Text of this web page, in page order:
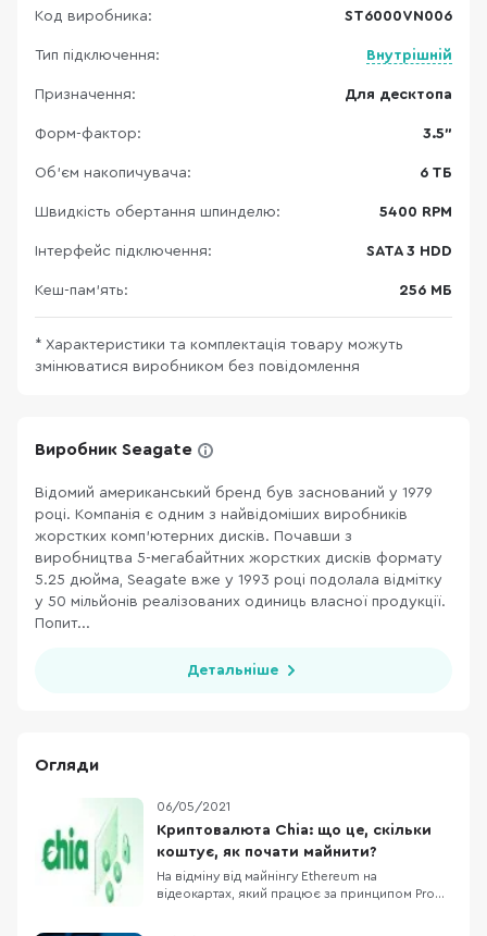
Код виробника: ST6000VN006
Тип підключення: Внутрішній
Призначення: Для десктопа
Форм-фактор: 3.5"
Об'єм накопичувача: 6 ТБ
Швидкість обертання шпинделю: 5400 RPM
Інтерфейс підключення: SATA 3 HDD
Кеш-пам’ять: 256 МБ
* Характеристики та комплектація товару можуть
змінюватися виробником без повідомлення
Виробник Seagate
Відомий американський бренд був заснований у 1979
році. Компанія є одним з найвідоміших виробників
жорстких комп’ютерних дисків. Почавши з
виробництва 5-мегабайтних жорстких дисків формату
5.25 дюйма, Seagate вже у 1993 році подолала відмітку
у 50 мільйонів реалізованих одиниць власної продукції.
Попит...
Детальніше
Огляди
06/05/2021
Криптовалюта Chia: що це, скільки
коштує, як почати майнити?
На відміну від майнінгу Ethereum на
відеокартах, який працює за принципом Proof-